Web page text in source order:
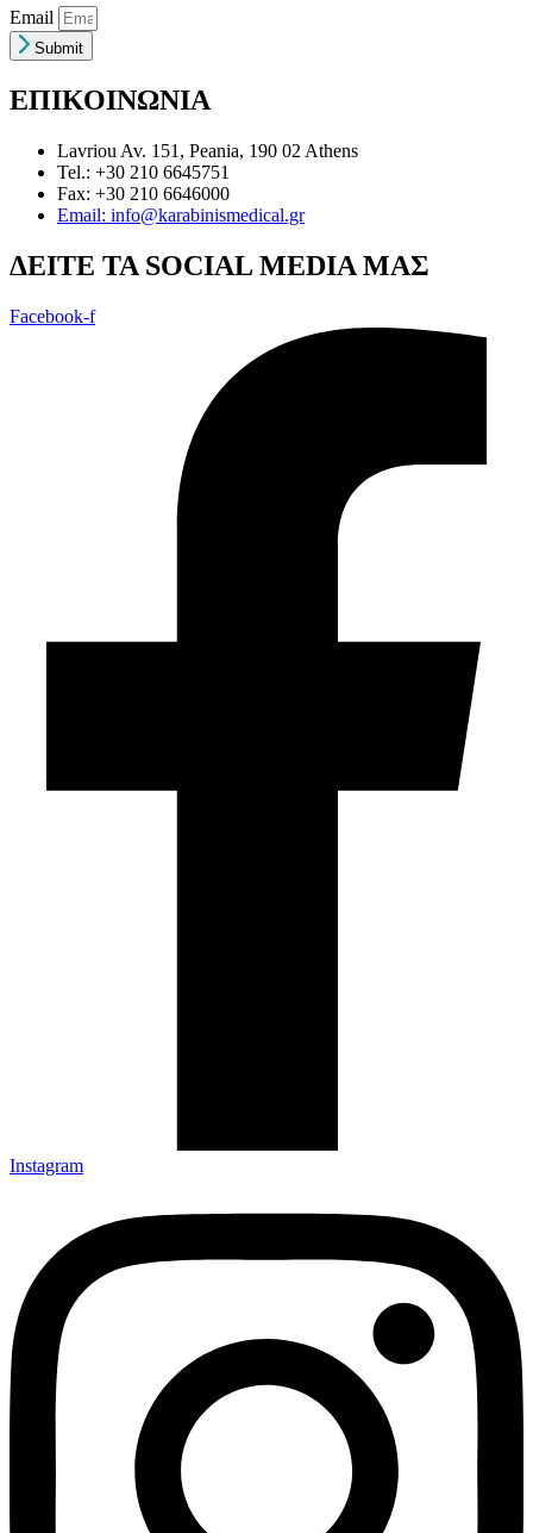
Email
Submit
ΕΠΙΚΟΙΝΩΝΙΑ
Lavriou Av. 151, Peania, 190 02 Athens
Tel.: +30 210 6645751
Fax: +30 210 6646000
Email: info@karabinismedical.gr
ΔEITE TA SOCIAL MEDIA ΜΑΣ
Facebook-f
Instagram